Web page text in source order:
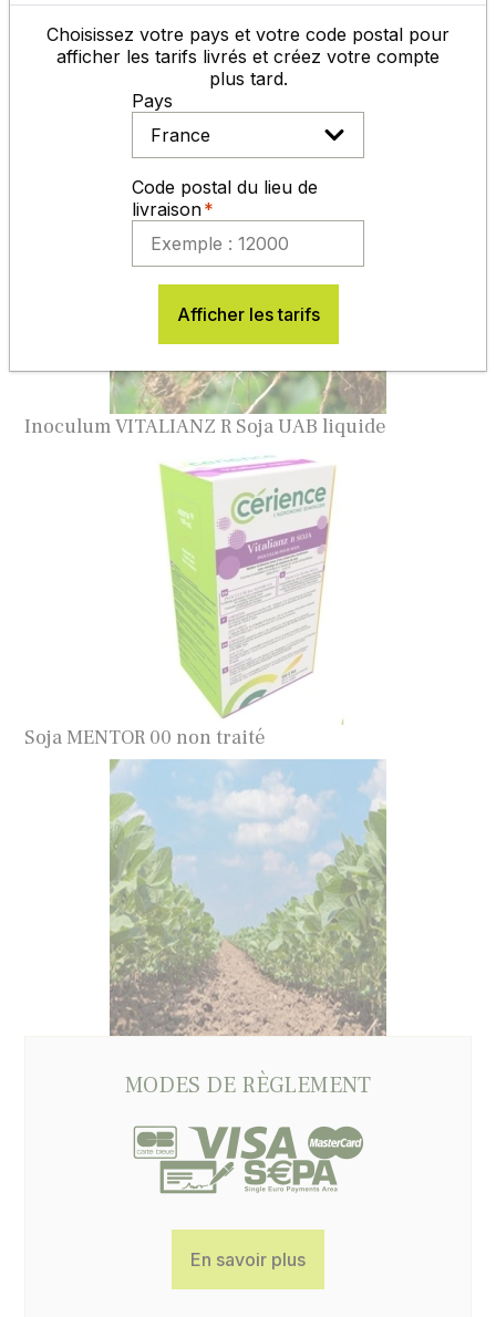
Vous aimerez aussi
Inoculum Soja NITROGEN Tourbe
Inoculum VITALIANZ R Soja UAB liquide
Soja MENTOR 00 non traité
MODES DE RÈGLEMENT
En savoir plus
Choisissez votre pays et votre code postal pour
afficher les tarifs livrés et créez votre compte
plus tard.
Pays
Code postal du lieu de
livraison
Afficher les tarifs